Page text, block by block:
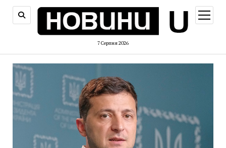
7 Серпня 2026
меню